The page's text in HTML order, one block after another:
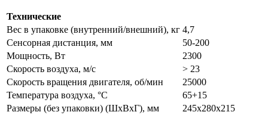
Технические
Вес в упаковке (внутренний/внешний), кг 4,7
Сенсорная дистанция, мм
50-200
Мощность, Вт
2300
Скорость воздуха, м/с
> 23
Скорость вращения двигателя, об/мин
25000
Температура воздуха, °С
65+15
Размеры (без упаковки) (ШхВхГ), мм
245x280x215